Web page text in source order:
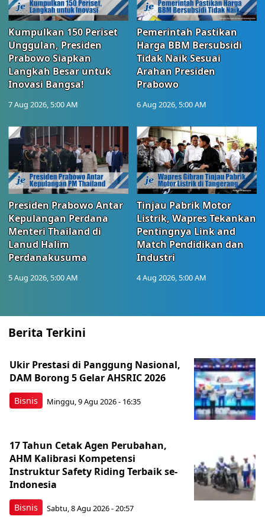
Kumpulkan 150 Periset
Unggulan, Presiden
Prabowo Siapkan
Langkah Besar untuk
Inovasi Bangsa!
7 Aug 2026, 5:00 AM
Pemerintah Pastikan
Harga BBM Bersubsidi
Tidak Naik Sesuai
Arahan Presiden
Prabowo
6 Aug 2026, 5:00 AM
Presiden Prabowo Antar
Kepulangan Perdana
Menteri Thailand di
Lanud Halim
Perdanakusuma
5 Aug 2026, 5:00 AM
Tinjau Pabrik Motor
Listrik, Wapres Tekankan
Pentingnya Link and
Match Pendidikan dan
Industri
4 Aug 2026, 5:00 AM
Berita Terkini
Bisnis
Ukir Prestasi di Panggung Nasional,
DAM Borong 5 Gelar AHSRIC 2026
Minggu, 9 Agu 2026 - 16:35
Bisnis
17 Tahun Cetak Agen Perubahan,
AHM Kalibrasi Kompetensi
Instruktur Safety Riding Terbaik se-
Indonesia
Sabtu, 8 Agu 2026 - 20:57